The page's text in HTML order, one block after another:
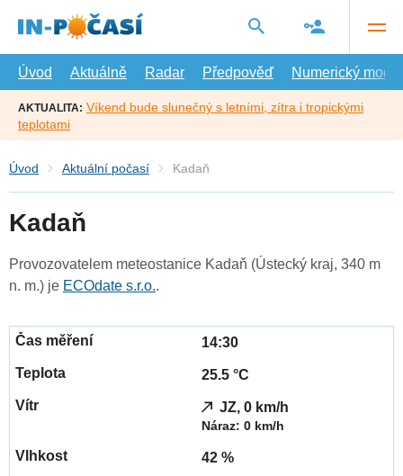
hlavní
Úvod
Aktuálně Radar Předpověď Numerický model
AKTUALITA: Víkend bude slunečný s letními, zítra i tropickými
teplotami
Úvod Aktuální počasí Kadaň
Kadaň
Provozovatelem meteostanice Kadaň (Ústecký kraj, 340 m
n. m.) je ECOdate s.r.o..
14:30
25.5 °C
JZ, 0 km/h
Náraz: 0 km/h
42 %